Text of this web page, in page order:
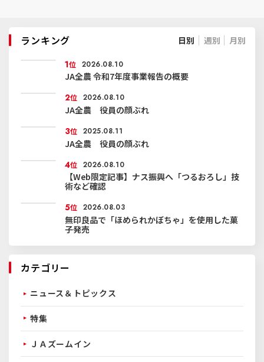
ランキング 日別 週別 月別
1位 2026.08.10
JA全農 令和7年度事業報告の概要
2位 2026.08.10
JA全農 役員の顔ぶれ
3位 2025.08.11
JA全農 役員の顔ぶれ
4位 2026.08.10
【Web限定記事】ナス振興へ「つるおろし」技
術など確認
5位 2026.08.03
無印良品で「ほめられかぼちゃ」を使用した菓
子発売
カテゴリー
ニュース＆トピックス
特集
ＪＡズームイン